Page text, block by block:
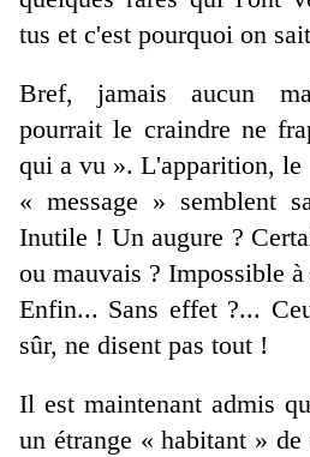
tus et c'est pourquoi on
Bref, jamais aucun
pourrait le craindre ne
qui a vu ». L'apparition, le
« message » semblent
Inutile ! Un augure ?
ou mauvais ? Impossible
Enfin... Sans effet ?...
sûr, ne disent pas tout !
Il est maintenant admis
un étrange « habitant »